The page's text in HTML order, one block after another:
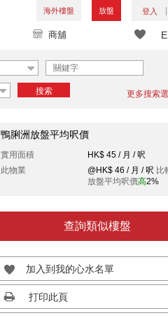
海外樓盤 放盤 登入
商舖
搜索 更多搜索
鴨脷洲放盤平均呎價
實用面積
HK$ 45 / 月 / 呎
此物業
@HK$ 46 / 月 / 呎 比
放盤平均呎價高2%
查詢類似樓盤
加入到我的心水名單
打印此頁